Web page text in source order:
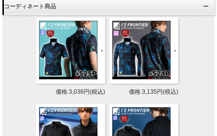
コーディネート商品
価格:3,036円(税込) 価格:3,135円(税込)